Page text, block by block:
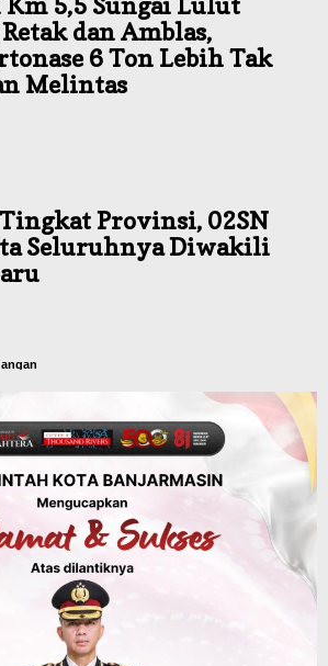
dan Amblas,
6 Ton Lebih Tak
Melintas
Provinsi, 02SN
Seluruhnya Diwakili
Banjarbaru Defisit 170
1,2 Triliun Belanja
Kekurangan dari
Intan 2026 Berakhir, Polda
Ribuan Miras Hingga